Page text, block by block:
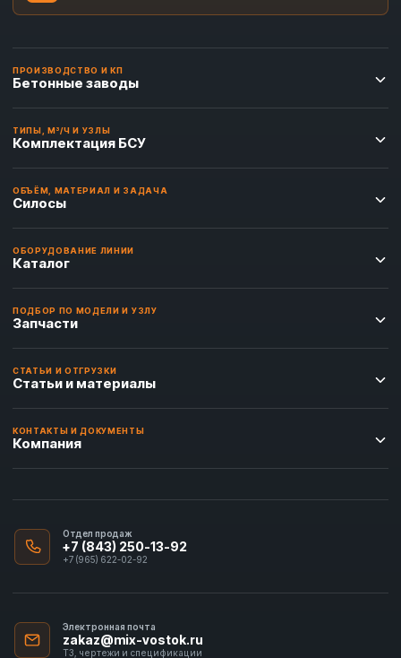
ПРОИЗВОДСТВО И КП
Бетонные заводы
ТИПЫ, М³/Ч И УЗЛЫ
Комплектация БСУ
ОБЪЁМ, МАТЕРИАЛ И ЗАДАЧА
Силосы
ОБОРУДОВАНИЕ ЛИНИИ
Каталог
ПОДБОР ПО МОДЕЛИ И УЗЛУ
Запчасти
СТАТЬИ И ОТГРУЗКИ
Статьи и материалы
КОНТАКТЫ И ДОКУМЕНТЫ
Компания
Отдел продаж
+7 (843) 250-13-92
+7 (965) 622-02-92
Электронная почта
zakaz@mix-vostok.ru
ТЗ, чертежи и спецификации